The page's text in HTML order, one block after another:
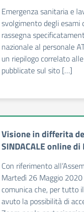
Emergenza sanitaria e
svolgimento degli esami
rassegna
nazionale al personale
un riepilogo correlato
pubblicate sul sito […]
Visione in differita
SINDACALE online
Con riferimento
Martedì 26 Maggio
comunica che, per tutto
avuto la possibilità di